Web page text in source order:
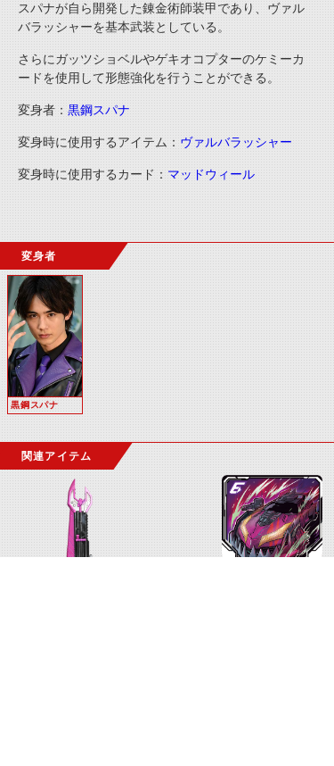
スパナが自ら開発した錬金術師装甲であり、ヴァル
バラッシャーを基本武装としている。
さらにガッツショベルやゲキオコプターのケミーカ
ードを使用して形態強化を行うことができる。
変身者： 黒鋼スパナ
変身時に使用するアイテム： ヴァルバラッシャー
変身時に使用するカード： マッドウィール
変身者
黒鋼スパナ
関連アイテム